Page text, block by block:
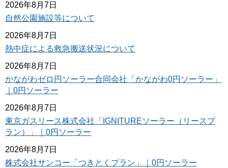
2026年8月7日
自然公園施設等について
2026年8月7日
熱中症による救急搬送状況について
2026年8月7日
かながわゼロ円ソーラー合同会社「かながわ0円ソーラー」
｜0円ソーラー
2026年8月7日
東京ガスリース株式会社「IGNITUREソーラー（リースプ
ラン）」｜0円ソーラー
2026年8月7日
株式会社サンコー「つきとくプラン」｜0円ソーラー